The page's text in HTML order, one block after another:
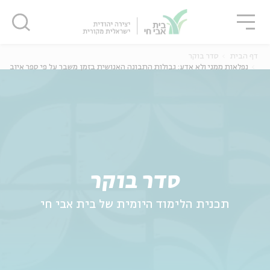
סדר בוקר
תכנית הלימוד היומית של בית אבי חי
דף הבית
סדר בוקר
נפלאות ממני ולא אדע: גבולות התבונה האנושית בזמן משבר על פי ספר איוב
סגור